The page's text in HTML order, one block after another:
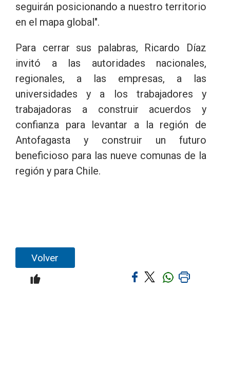
seguirán posicionando a nuestro territorio
en el mapa global".
Para cerrar sus palabras, Ricardo Díaz
invitó a las autoridades nacionales,
regionales, a las empresas, a las
universidades y a los trabajadores y
trabajadoras a construir acuerdos y
confianza para levantar a la región de
Antofagasta y construir un futuro
beneficioso para las nueve comunas de la
región y para Chile.
Volver